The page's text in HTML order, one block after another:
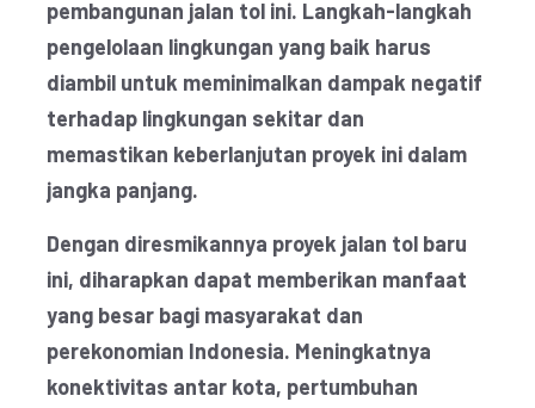
pembangunan jalan tol ini. Langkah-langkah
pengelolaan lingkungan yang baik harus
diambil untuk meminimalkan dampak negatif
terhadap lingkungan sekitar dan
memastikan keberlanjutan proyek ini dalam
jangka panjang.
Dengan diresmikannya proyek jalan tol baru
ini, diharapkan dapat memberikan manfaat
yang besar bagi masyarakat dan
perekonomian Indonesia. Meningkatnya
konektivitas antar kota, pertumbuhan